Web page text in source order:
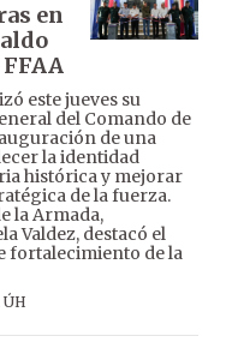
en
este jueves su
del Comando de
de una
la identidad
histórica y mejorar
de la fuerza.
la Armada,
Valdez, destacó el
fortalecimiento de la